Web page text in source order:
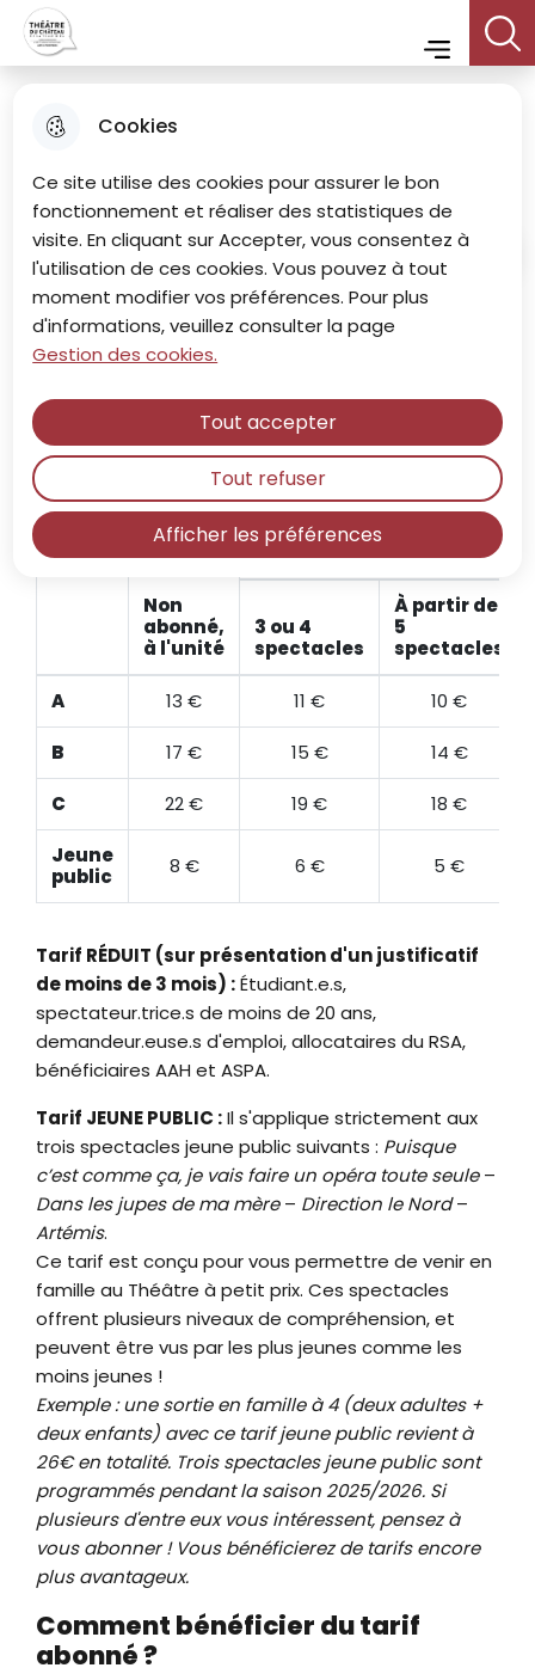
Cookies
Ce site utilise des cookies pour assurer le bon
fonctionnement et réaliser des statistiques de
visite. En cliquant sur Accepter, vous consentez à
l'utilisation de ces cookies. Vous pouvez à tout
moment modifier vos préférences. Pour plus
d'informations, veuillez consulter la page
Gestion des cookies.
Afficher les préférences
Tout accepter
Tout refuser
Aller
au
menu
principal
Consulter
le plan du
site
Menu
Accueil
Abonnez-vous !
Spectateur.trice d'un soir ou mordu.e de théâtre,
de vous abonner !
Plein
Non
abonné,
à l'unité
Abonné
3 ou 4
spectacles
À partir de
5
spectacles
A 13 € 11 € 10 €
B 17 € 15 € 14 €
C 22 € 19 € 18 €
Jeune
public
8 € 6 € 5 €
Tarif RÉDUIT (sur présentation d'un justificatif
de moins de 3 mois) :Étudiant.e.s,
spectateur.trice.s de moins de 20 ans,
demandeur.euse.s d'emploi, allocataires du RSA,
bénéficiaires AAH et ASPA.
Tarif JEUNE PUBLIC :Il s'applique strictement aux
trois spectacles jeune public suivants : Puisque
c’est comme ça, je vais faire un opéra toute seule–
Dans les jupes de ma mère– Direction le Nord–
Artémis.
Ce tarif est conçu pour vous permettre de venir en
famille au Théâtre à petit prix. Ces spectacles
offrent plusieurs niveaux de compréhension, et
peuvent être vus par les plus jeunes comme les
moins jeunes !
Exemple : une sortie en famille à 4 (deux adultes +
deux enfants) avec ce tarif jeune public revient à
26€ en totalité. Trois spectacles jeune public sont
programmés pendant la saison 2025/2026. Si
plusieurs d'entre eux vous intéressent, pensez à
vous abonner ! Vous bénéficierez de tarifs encore
plus avantageux.
Comment bénéficier du tarif
abonné ?